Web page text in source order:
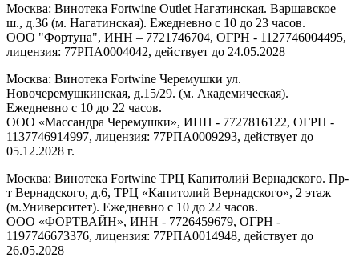
Москва: Винотека Fortwine Outlet Нагатинская. Варшавское
ш., д.36 (м. Нагатинская). Ежедневно с 10 до 23 часов.
ООО "Фортуна", ИНН – 7721746704, ОГРН - 1127746004495,
лицензия: 77РПА0004042, действует до 24.05.2028
Москва: Винотека Fortwine Черемушки ул.
Новочеремушкинская, д.15/29. (м. Академическая).
Ежедневно с 10 до 22 часов.
ООО «Массандра Черемушки», ИНН - 7727816122, ОГРН -
1137746914997, лицензия: 77РПА0009293, действует до
05.12.2028 г.
Москва: Винотека Fortwine ТРЦ Капитолий Вернадского. Пр-
т Вернадского, д.6, ТРЦ «Капитолий Вернадского», 2 этаж
(м.Университет). Ежедневно с 10 до 22 часов.
ООО «ФОРТВАЙН», ИНН - 7726459679, ОГРН -
1197746673376, лицензия: 77РПА0014948, действует до
26.05.2028